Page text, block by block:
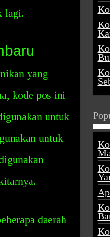
lagi.
yang
kode pos ini
untuk
untuk
daerah